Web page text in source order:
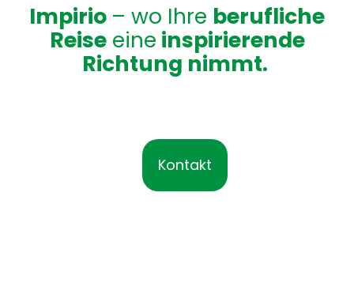
Impirio – wo Ihre berufliche
Reiseeine inspirierende
Richtung nimmt.
Kontakt